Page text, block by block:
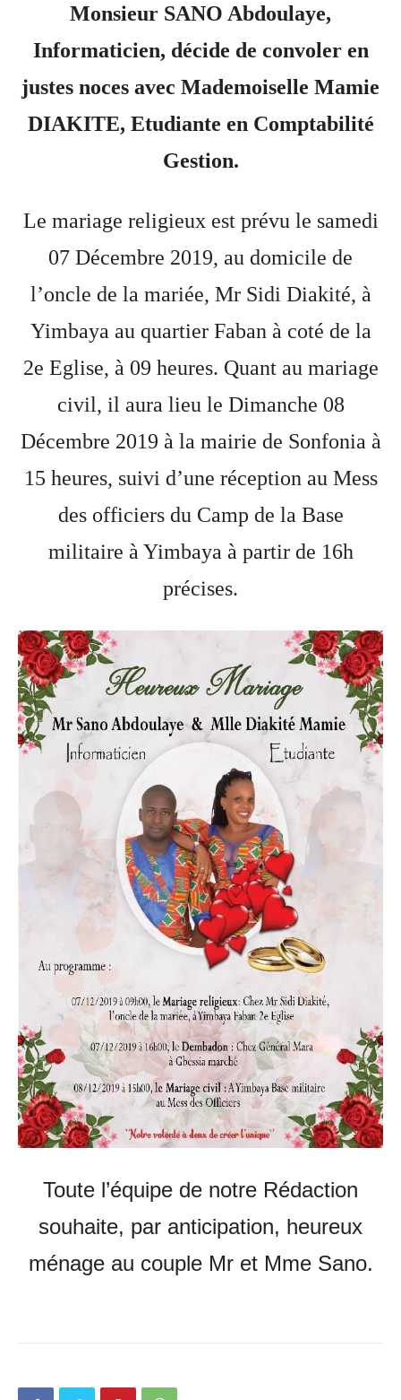
Monsieur SANO Abdoulaye,
Informaticien, décide de convoler en
justes noces avec Mademoiselle Mamie
DIAKITE, Etudiante en Comptabilité
Gestion.
Le mariage religieux est prévu le samedi
07 Décembre 2019, au domicile de
l’oncle de la mariée, Mr Sidi Diakité, à
Yimbaya au quartier Faban à coté de la
2e Eglise, à 09 heures. Quant au mariage
civil, il aura lieu le Dimanche 08
Décembre 2019 à la mairie de Sonfonia à
15 heures, suivi d’une réception au Mess
des officiers du Camp de la Base
militaire à Yimbaya à partir de 16h
précises.
Toute l’équipe de notre Rédaction
souhaite, par anticipation, heureux
ménage au couple Mr et Mme Sano.